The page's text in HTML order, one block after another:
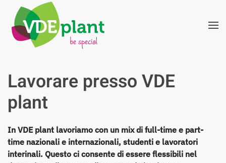
Skip to main content
Lavorare presso VDE
plant
In VDE plant lavoriamo con un mix di full-time e part-
time nazionali e internazionali, studenti e lavoratori
interinali. Questo ci consente di essere flessibili nel